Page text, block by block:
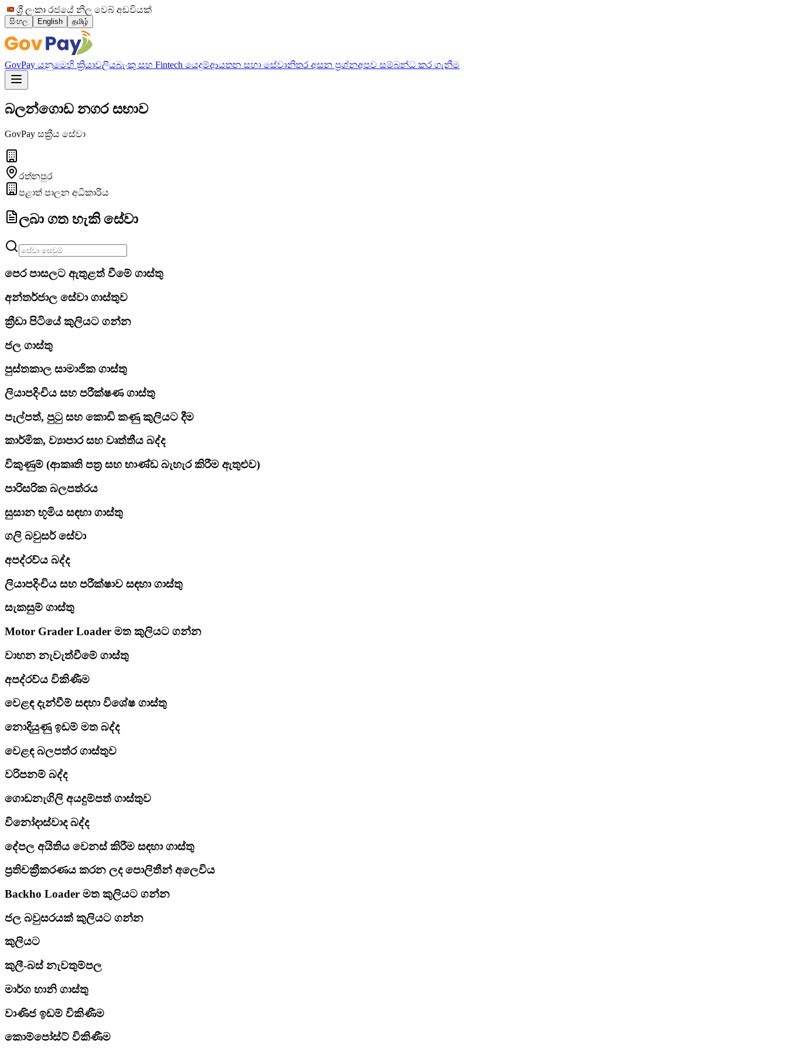
ශ්‍රී ලංකා රජයේ නිල වෙබ් අඩවියක්
සිංහල English தமிழ்
GovPay යනුමෙහි ක්‍රියාවලියබැංකු සහ Fintech යෙදුම්ආයතන සහා සේවානිතර අසන ප්‍රශ්නඅපව සම්බන්ධ කර ගැනීම
බලන්ගොඩ නගර සභාව
GovPay සක්‍රීය සේවා
රත්නපුර
පළාත් පාලන අධිකාරිය
ලබා ගත හැකි සේවා
පෙර පාසලට ඇතුළත් වීමේ ගාස්තු
අන්තර්ජාල සේවා ගාස්තුව
ක්‍රීඩා පිටියේ කුලියට ගන්න
ජල ගාස්තු
පුස්තකාල සාමාජික ගාස්තු
ලියාපදිංචිය සහ පරීක්ෂණ ගාස්තු
පැල්පත්, පුටු සහ කොඩි කණු කුලියට දීම
කාර්මික, ව්‍යාපාර සහ වෘත්තීය බද්ද
විකුණුම් (ආකෘති පත්‍ර සහ භාණ්ඩ බැහැර කිරීම ඇතුළුව)
පාරිසරික බලපත්රය
සුසාන භූමිය සඳහා ගාස්තු
ගලි බවුසර් සේවා
අපද්රව්ය බද්ද
ලියාපදිංචිය සහ පරීක්ෂාව සඳහා ගාස්තු
සැකසුම් ගාස්තු
Motor Grader Loader මත කුලියට ගන්න
වාහන නැවැත්වීමේ ගාස්තු
අපද්රව්ය විකිණීම
වෙළඳ දැන්වීම් සඳහා විශේෂ ගාස්තු
නොදියුණු ඉඩම් මත බද්ද
වෙළඳ බලපත්ර ගාස්තුව
වරිපනම් බද්ද
ගොඩනැගිලි අයදුම්පත් ගාස්තුව
විනෝදාස්වාද බද්ද
දේපල අයිතිය වෙනස් කිරීම සඳහා ගාස්තු
ප්‍රතිචක්‍රීකරණය කරන ලද පොලිතීන් අලෙවිය
Backho Loader මත කුලියට ගන්න
ජල බවුසරයක් කුලියට ගන්න
කුලියට
කුලී-බස් නැවතුම්පල
මාර්ග හානි ගාස්තු
වාණිජ ඉඩම් විකිණීම
කොම්පෝස්ට් විකිණීම